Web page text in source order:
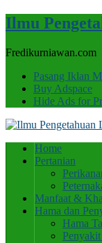
Ilmu
Fredikurniawan.com
Pasang Iklan
Buy Adspace
Hide Ads for
Home
Pertanian
Manfaat &
Hama dan
Hama